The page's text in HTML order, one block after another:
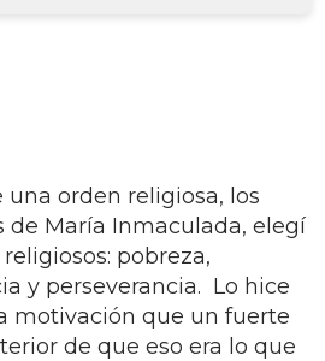
orden religiosa, los
de María Inmaculada, elegí
pobreza,
y perseverancia. Lo hice
motivación que un fuerte
de que eso era lo que